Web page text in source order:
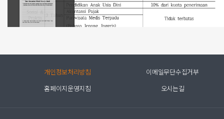
개인정보처리방침
이메일무단수집거부
홈페이지운영지침
오시는길